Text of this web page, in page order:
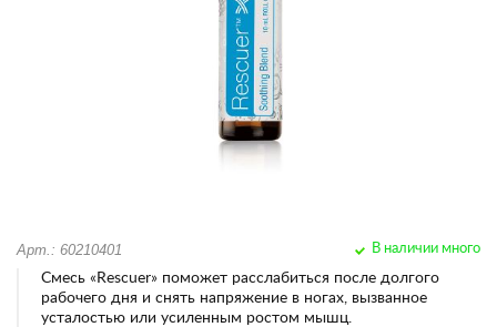
Арт.: 60210401 В наличии много
Смесь «Rescuer» поможет расслабиться после долгого
рабочего дня и снять напряжение в ногах, вызванное
усталостью или усиленным ростом мышц.